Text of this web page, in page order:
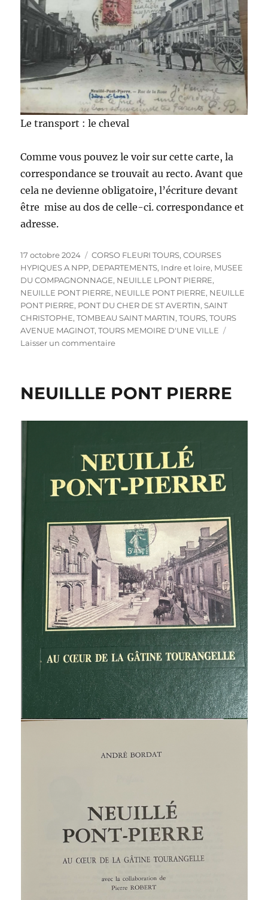
Le transport : le cheval
Comme vous pouvez le voir sur cette carte, la
correspondance se trouvait au recto. Avant que
cela ne devienne obligatoire, l’écriture devant
être mise au dos de celle-ci. correspondance et
adresse.
Publié
le
17 octobre 2024 Catégories
CORSO FLEURI TOURS,COURSES
HYPIQUES A NPP, DEPARTEMENTS, Indre et loire, MUSEE
DU COMPAGNONNAGE, NEUILLE LPONT PIERRE,
NEUILLE PONT PIERRE, NEUILLE PONT PIERRE, NEUILLE
PONT PIERRE, PONT DU CHER DE ST AVERTIN,SAINT
CHRISTOPHE,TOMBEAU SAINT MARTIN,TOURS,TOURS
AVENUE MAGINOT,TOURS MEMOIRE D'UNE VILLE
Laisser un commentairesur
LES
NEUILLLE PONT PIERRE